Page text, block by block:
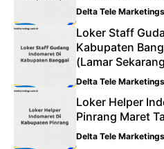
Delta Tele Marketings
Loker Staff
Kabupaten
(Lamar
Delta Tele Marketings
Loker Helper
Pinrang Maret
Delta Tele Marketings